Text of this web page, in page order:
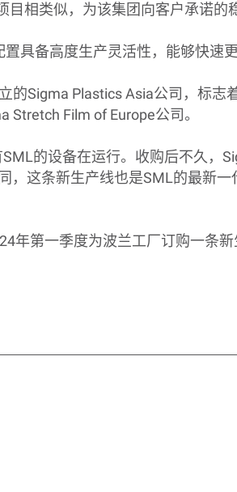
相类似，为该集团向客户承诺的
置具备高度生产灵活性，能够快速
的Sigma Plastics Asia公司，标志
Stretch Film of Europe公司。
SML的设备在运行。收购后不久，
，这条新生产线也是SML的最新一
年第一季度为波兰工厂订购一条